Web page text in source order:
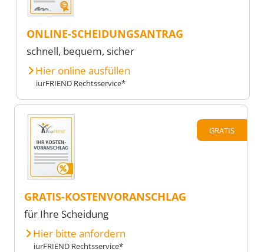
ONLINE-SCHEIDUNGSANTRAG
schnell, bequem, sicher
Hier online ausfüllen
iurFRIEND Rechtsservice*
GRATIS
GRATIS-KOSTENVORANSCHLAG
für Ihre Scheidung
Hier bitte anfordern
iurFRIEND Rechtsservice*